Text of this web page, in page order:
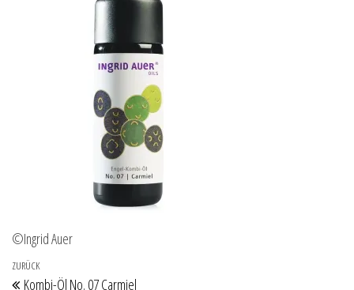
©Ingrid Auer
Beitragsnavigation
Vorheriger Beitrag
ZURÜCK
Kombi-Öl No. 07 Carmiel